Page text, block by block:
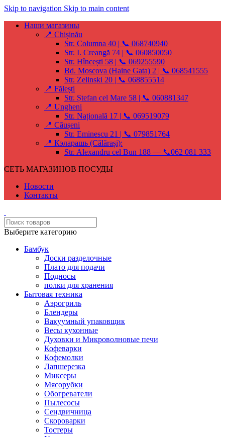
Skip to navigation Skip to main content
Наши магазины
📍 Chișinău
Str. Columna 40 | 📞 068740940
Str. I. Creangă 74 | 📞 060850050
Str. Hîncești 58 | 📞 069255590
Bd. Moscova (Haine Gata) 2 | 📞 068541555
Str. Zelinski 20 | 📞 068855514
📍 Fălești
Str. Ștefan cel Mare 58 | 📞 060881347
📍 Ungheni
Str. Națională 17 | 📞 069519079
📍 Căușeni
Str. Eminescu 21 | 📞 079851764
📍 Кэларашь (Călărași):
Str. Alexandru cel Bun 188 — 📞062 081 333
СЕТЬ МАГАЗИНОВ ПОСУДЫ
Новости
Контакты
Выберите категорию
Бамбук
Доски разделочные
Плато для подачи
Подносы
полки для хранения
Бытовая техника
Аэрогриль
Блендеры
Вакуумный упаковщик
Весы кухонные
Духовки и Микроволновые печи
Кофеварки
Кофемолки
Лапшерезка
Миксеры
Мясорубки
Обогреватели
Пылесосы
Сендвичница
Скороварки
Тостеры